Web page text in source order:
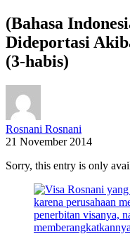
(Bahasa
Dideportasi
(3-habis)
Rosnani Rosnani
21 November 2014
Sorry, this entry is only